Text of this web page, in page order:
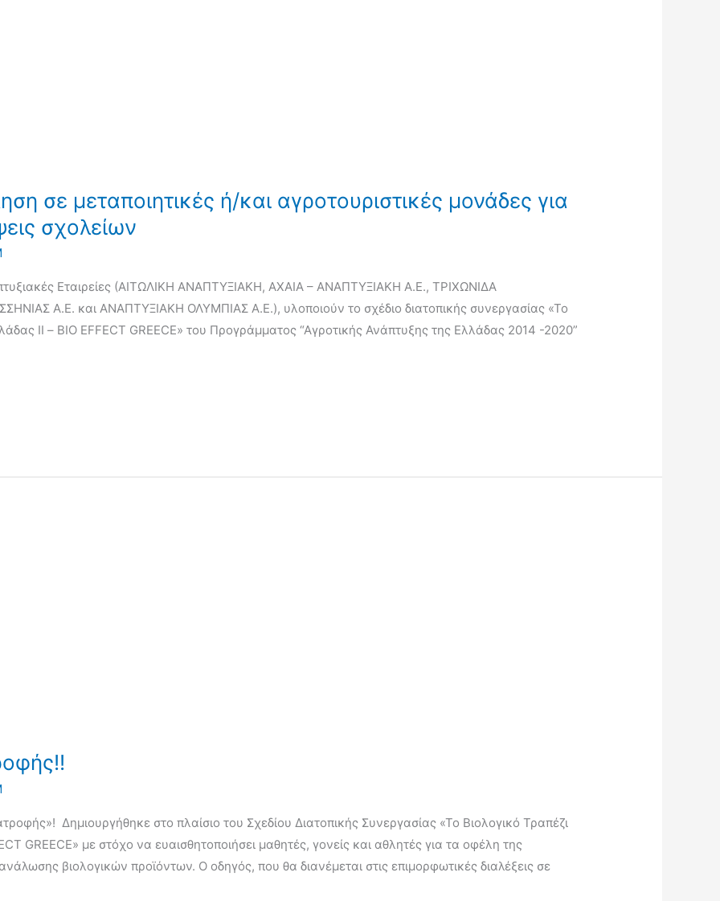
σε μεταποιητικές ή/και αγροτουριστικές μονάδες για
σχολείων
Εταιρείες (ΑΙΤΩΛΙΚΗ ΑΝΑΠΤΥΞΙΑΚΗ, ΑΧΑΙΑ – ΑΝΑΠΤΥΞΙΑΚΗ Α.Ε., ΤΡΙΧΩΝΙΔΑ
Α.Ε. και ΑΝΑΠΤΥΞΙΑΚΗ ΟΛΥΜΠΙΑΣ Α.Ε.), υλοποιούν το σχέδιο διατοπικής συνεργασίας «Το
ΙΙ – BIO EFFECT GREECE» του Προγράμματος “Αγροτικής Ανάπτυξης της Ελλάδας 2014 -2020”
Δημιουργήθηκε στο πλαίσιο του Σχεδίου Διατοπικής Συνεργασίας «Το Βιολογικό Τραπέζι
GREECE» με στόχο να ευαισθητοποιήσει μαθητές, γονείς και αθλητές για τα οφέλη της
βιολογικών προϊόντων. Ο οδηγός, που θα διανέμεται στις επιμορφωτικές διαλέξεις σε